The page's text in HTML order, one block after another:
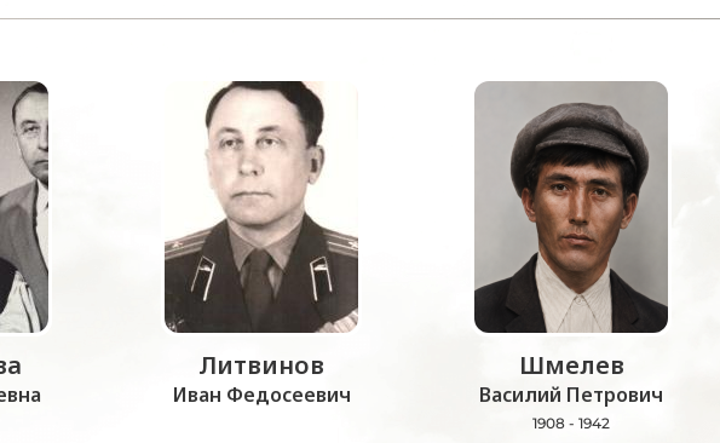
Литвинов
Иван Федосеевич
Шмелев
Василий Петрович
1908 - 1942